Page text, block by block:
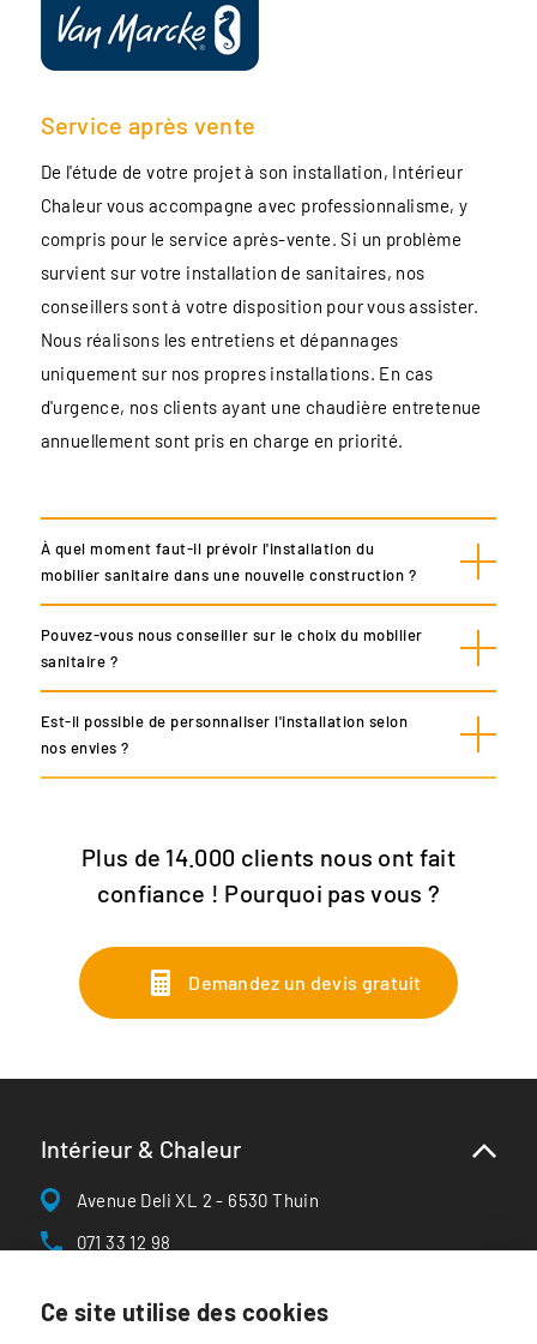
Service après vente
De l'étude de votre projet à son installation, Intérieur
Chaleur vous accompagne avec professionnalisme, y
compris pour le service après-vente. Si un problème
survient sur votre installation de sanitaires, nos
conseillers sont à votre disposition pour vous assister.
Nous réalisons les entretiens et dépannages
uniquement sur nos propres installations. En cas
d'urgence, nos clients ayant une chaudière entretenue
annuellement sont pris en charge en priorité.
À quel moment faut-il prévoir l'installation du
mobilier sanitaire dans une nouvelle construction ?
Pouvez-vous nous conseiller sur le choix du mobilier
sanitaire ?
Est-il possible de personnaliser l'installation selon
nos envies ?
Plus de 14.000 clients nous ont fait
confiance ! Pourquoi pas vous ?
Demandez un devis gratuit
Intérieur & Chaleur
Avenue Deli XL 2 - 6530 Thuin
071 33 12 98
Ce site utilise des cookies